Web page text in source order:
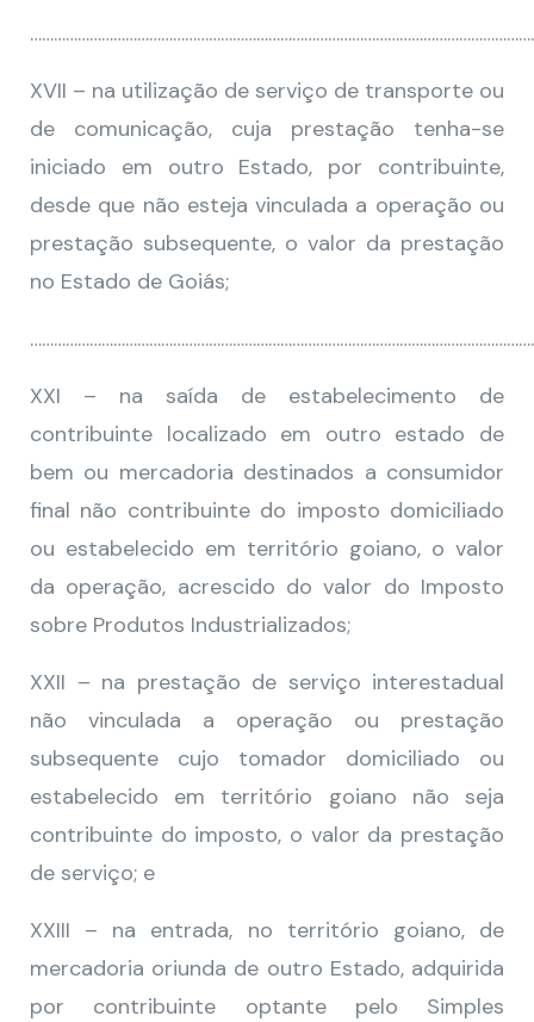
XVII – na utilização de serviço de transporte ou
de comunicação, cuja prestação tenha-se
iniciado em outro Estado, por contribuinte,
desde que não esteja vinculada a operação ou
prestação subsequente, o valor da prestação
no Estado de Goiás;
XXI – na saída de estabelecimento de
contribuinte localizado em outro estado de
bem ou mercadoria destinados a consumidor
final não contribuinte do imposto domiciliado
ou estabelecido em território goiano, o valor
da operação, acrescido do valor do Imposto
sobre Produtos Industrializados;
XXII – na prestação de serviço interestadual
não vinculada a operação ou prestação
subsequente cujo tomador domiciliado ou
estabelecido em território goiano não seja
contribuinte do imposto, o valor da prestação
de serviço; e
XXIII – na entrada, no território goiano, de
mercadoria oriunda de outro Estado, adquirida
por contribuinte optante pelo Simples